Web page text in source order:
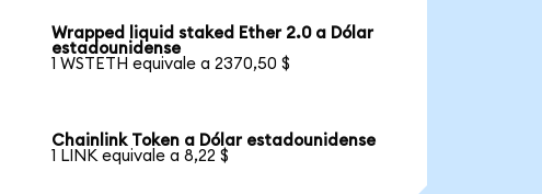
Wrapped liquid staked Ether 2.0 a Dólar
estadounidense
1 WSTETH equivale a 2370,50 $
Chainlink Token a Dólar estadounidense
1 LINK equivale a 8,22 $